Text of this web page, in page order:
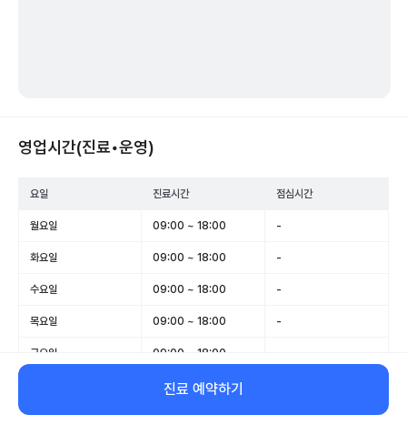
영업시간(진료•운영)
요일 진료시간 점심시간
월요일 09:00 ~ 18:00 -
화요일 09:00 ~ 18:00 -
수요일 09:00 ~ 18:00 -
목요일 09:00 ~ 18:00 -
금요일 09:00 ~ 18:00
09:00 ~ 13:00
일요일 휴무 -
진료 예약하기